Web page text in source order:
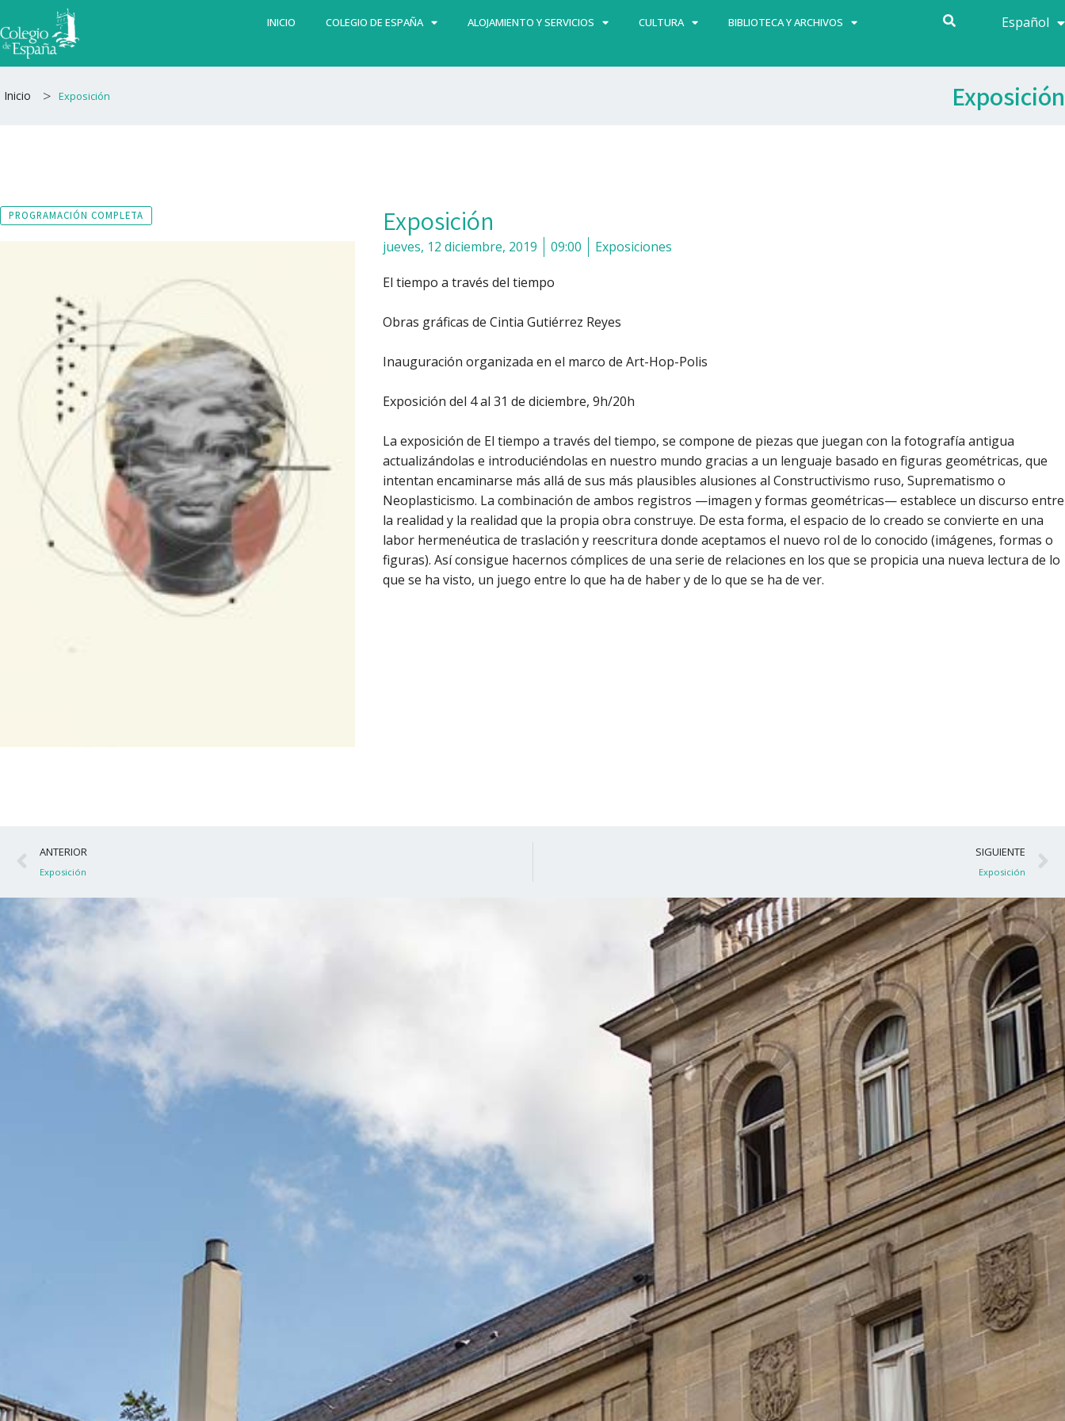
al
contenido
INICIO COLEGIO DE ESPAÑA ALOJAMIENTO Y SERVICIOS CULTURA BIBLIOTECA Y ARCHIVOS Español
Français
Inicio > Exposición Exposición
PROGRAMACIÓN COMPLETA Exposición
jueves, 12 diciembre, 2019 09:00 Exposiciones
El tiempo a través del tiempo
Obras gráficas de Cintia Gutiérrez Reyes
Inauguración organizada en el marco de Art-Hop-Polis
Exposición del 4 al 31 de diciembre, 9h/20h
La exposición de El tiempo a través del tiempo, se compone de piezas que juegan con la fotografía antigua
actualizándolas e introduciéndolas en nuestro mundo gracias a un lenguaje basado en figuras geométricas, que
intentan encaminarse más allá de sus más plausibles alusiones al Constructivismo ruso, Suprematismo o
Neoplasticismo. La combinación de ambos registros —imagen y formas geométricas— establece un discurso entre
la realidad y la realidad que la propia obra construye. De esta forma, el espacio de lo creado se convierte en una
labor hermenéutica de traslación y reescritura donde aceptamos el nuevo rol de lo conocido (imágenes, formas o
figuras). Así consigue hacernos cómplices de una serie de relaciones en los que se propicia una nueva lectura de lo
que se ha visto, un juego entre lo que ha de haber y de lo que se ha de ver.
Ant
ANTERIOR
Exposición
SIGUIENTE
Exposición